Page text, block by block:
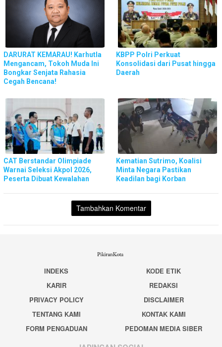
DARURAT KEMARAU! Karhutla
Mengancam, Tokoh Muda Ini
Bongkar Senjata Rahasia
Cegah Bencana!
KBPP Polri Perkuat
Konsolidasi dari Pusat hingga
Daerah
CAT Berstandar Olimpiade
Warnai Seleksi Akpol 2026,
Peserta Dibuat Kewalahan
Kematian Sutrimo, Koalisi
Minta Negara Pastikan
Keadilan bagi Korban
Tambahkan Komentar
INDEKS
KODE ETIK
KARIR
REDAKSI
PRIVACY POLICY
DISCLAIMER
TENTANG KAMI
KONTAK KAMI
FORM PENGADUAN
PEDOMAN MEDIA SIBER